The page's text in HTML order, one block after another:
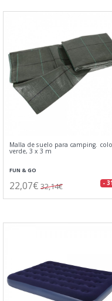
Malla de suelo para camping.
verde, 3 x 3 m
FUN & GO
22,07€ 32,14€ -